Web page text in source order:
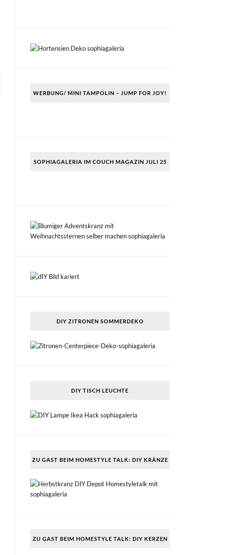
WERBUNG/ MINI TAMPOLIN – JUMP FOR JOY!
SOPHIAGALERIA IM COUCH MAGAZIN JULI 25
DIY ZITRONEN SOMMERDEKO
DIY TISCH LEUCHTE
ZU GAST BEIM HOMESTYLE TALK: DIY KRÄNZE
ZU GAST BEIM HOMESTYLE TALK: DIY KERZEN